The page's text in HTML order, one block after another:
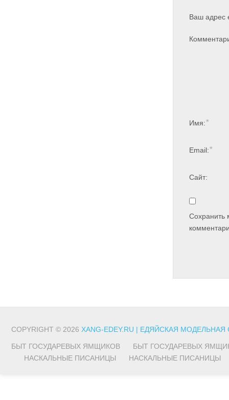
Ваш адрес
Имя:*
Email:*
Сайт:
Сохранить
COPYRIGHT © 2026 XANG-EDEY.RU | ЕДЯЙСКАЯ
БЫТ ГОСУДАРЕВЫХ ЯМЩИКОВ
БЫТ ГОСУДАРЕВЫХ
НАСКАЛЬНЫЕ ПИСАНИЦЫ
НАСКАЛЬНЫЕ ПИСАНИЦЫ